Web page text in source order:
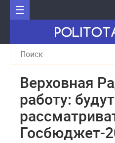
Верховная
работу: будут
Госбюджет-